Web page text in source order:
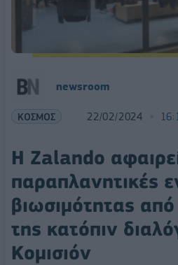
newsroom
ΚΟΣΜΟΣ 22/02/2024
Η Zalando
παραπλανητικές
βιωσιμότητας
της κατόπιν
Κομισιόν